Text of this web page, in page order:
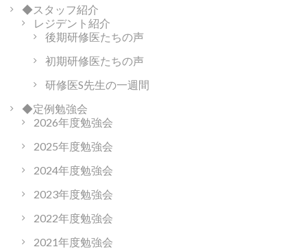
◆スタッフ紹介
レジデント紹介
後期研修医たちの声
初期研修医たちの声
研修医S先生の一週間
◆定例勉強会
2026年度勉強会
2025年度勉強会
2024年度勉強会
2023年度勉強会
2022年度勉強会
2021年度勉強会